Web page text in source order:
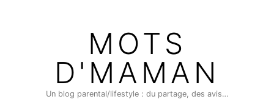
MOTS
D'MAMAN
Un blog parental/lifestyle : du partage, des avis…